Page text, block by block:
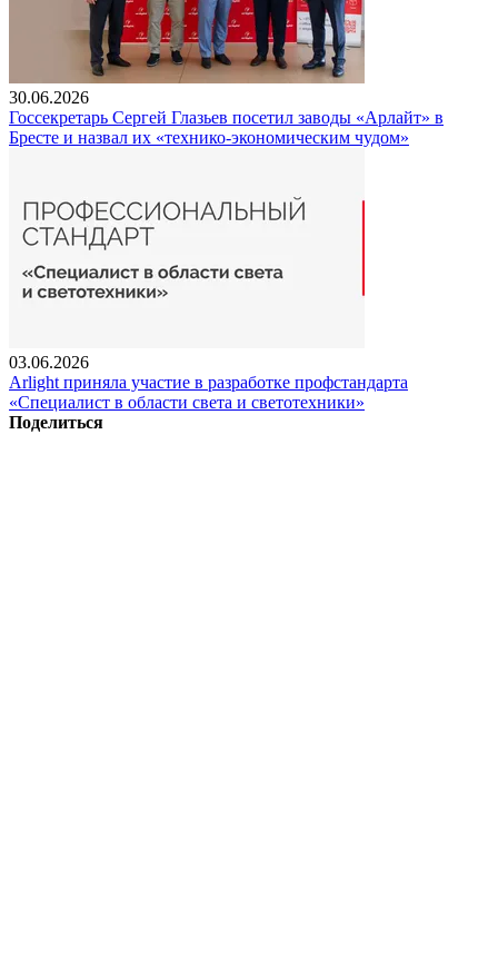
30.06.2026
Госсекретарь Сергей Глазьев посетил заводы «Арлайт» в
Бресте и назвал их «технико-экономическим чудом»
03.06.2026
Arlight приняла участие в разработке профстандарта
«Специалист в области света и светотехники»
Поделиться